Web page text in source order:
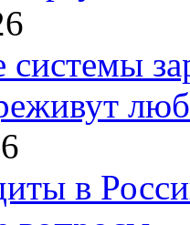
системы
в